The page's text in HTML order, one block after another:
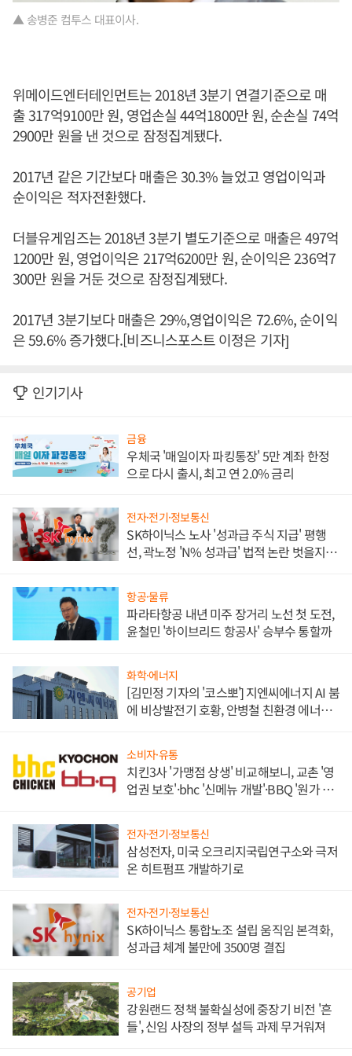
▲ 송병준 컴투스 대표이사.
위메이드엔터테인먼트는 2018년 3분기 연결기준으로 매
출 317억9100만 원, 영업손실 44억1800만 원, 순손실 74억
2900만 원을 낸 것으로 잠정집계됐다.
2017년 같은 기간보다 매출은 30.3% 늘었고 영업이익과
순이익은 적자전환했다.
더블유게임즈는 2018년 3분기 별도기준으로 매출은 497억
1200만 원, 영업이익은 217억6200만 원, 순이익은 236억7
300만 원을 거둔 것으로 잠정집계됐다.
2017년 3분기보다 매출은 29%,영업이익은 72.6%, 순이익
은 59.6% 증가했다.[비즈니스포스트 이정은 기자]
인기기사
금융
우체국 '매일이자 파킹통장' 5만 계좌 한정
으로 다시 출시, 최고 연 2.0% 금리
전자·전기·정보통신
SK하이닉스 노사 '성과급 주식 지급' 평행
선, 곽노정 'N% 성과급' 법적 논란 벗을지 주
항공·물류
파라타항공 내년 미주 장거리 노선 첫 도전,
윤철민 '하이브리드 항공사' 승부수 통할까
화학·에너지
[김민정 기자의 '코스뽀'] 지엔씨에너지 AI 붐
에 비상발전기 호황, 안병철 친환경 에너지
소비자·유통
치킨3사 '가맹점 상생' 비교해보니, 교촌 '영
업권 보호'·bhc '신메뉴 개발'·BBQ '원가 부
전자·전기·정보통신
삼성전자, 미국 오크리지국립연구소와 극저
온 히트펌프 개발하기로
전자·전기·정보통신
SK하이닉스 통합노조 설립 움직임 본격화,
성과급 체계 불만에 3500명 결집
공기업
강원랜드 정책 불확실성에 중장기 비전 '흔
들', 신임 사장의 정부 설득 과제 무거워져